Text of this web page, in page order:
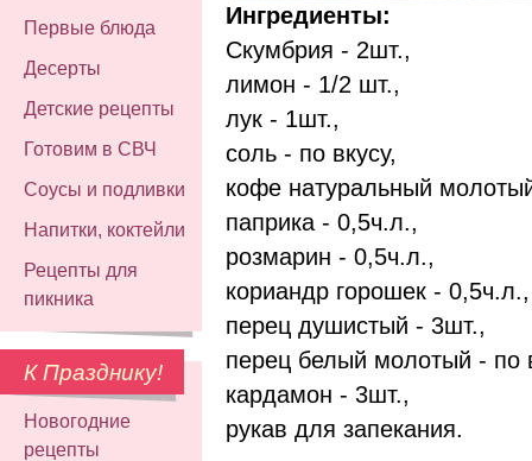
Первые блюда
Десерты
Детские рецепты
Готовим в СВЧ
Соусы и подливки
Напитки, коктейли
Рецепты для
пикника
К Празднику!
Новогодние
рецепты
Ингредиенты:
Скумбрия - 2шт.,
лимон - 1/2 шт.,
лук - 1шт.,
соль - по вкусу,
кофе натуральный
паприка - 0,5ч.л.,
розмарин - 0,5ч.л.,
кориандр горошек - 0,5ч.л.,
перец душистый - 3шт.,
перец белый молотый - по
кардамон - 3шт.,
рукав для запекания.